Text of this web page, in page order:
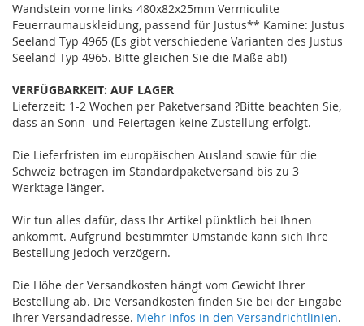
Wandstein vorne links 480x82x25mm Vermiculite
Feuerraumauskleidung, passend für Justus** Kamine: Justus
Seeland Typ 4965 (Es gibt verschiedene Varianten des Justus
Seeland Typ 4965. Bitte gleichen Sie die Maße ab!)
VERFÜGBARKEIT: AUF LAGER
Lieferzeit: 1-2 Wochen per Paketversand ?Bitte beachten Sie,
dass an Sonn- und Feiertagen keine Zustellung erfolgt.
Die Lieferfristen im europäischen Ausland sowie für die
Schweiz betragen im Standardpaketversand bis zu 3
Werktage länger.
Wir tun alles dafür, dass Ihr Artikel pünktlich bei Ihnen
ankommt. Aufgrund bestimmter Umstände kann sich Ihre
Bestellung jedoch verzögern.
Die Höhe der Versandkosten hängt vom Gewicht Ihrer
Bestellung ab. Die Versandkosten finden Sie bei der Eingabe
Ihrer Versandadresse. Mehr Infos in den Versandrichtlinien.